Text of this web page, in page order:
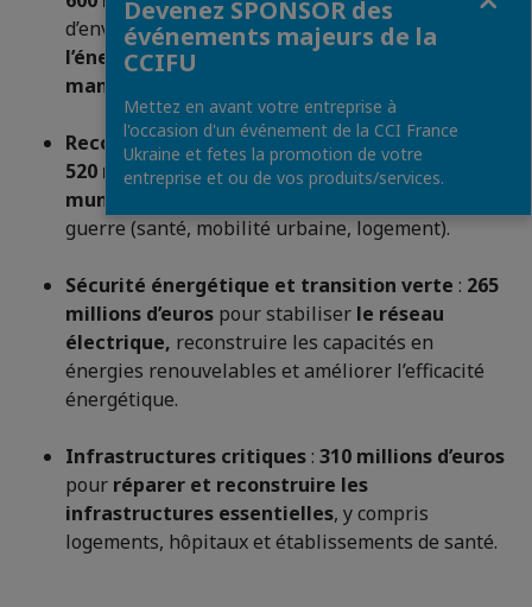
d’envergure dans les secteurs clés tels que
l’énergie, les transports et l’industrie
manufacturière.
Reconstruction des villes et communautés
520 millions d’euros pourles infrastructures
municipales
guerre (santé, mobilité urbaine, logement).
Sécurité énergétique et transition verte : 265
millions d’euros pour stabiliser le réseau
électrique, reconstruire les capacités en
énergies renouvelables et améliorer l’efficacité
énergétique.
Infrastructures critiques: 310 millions d’euros
pour réparer et reconstruire les
infrastructures essentielles, y compris
logements, hôpitaux et établissements de santé.
Devenez SPONSOR des
événements majeurs de la
CCIFU
Mettez en avant votre entreprise à
l'occasion d'un événement de la CCI France
Ukraine et fetes la promotion de votre
entreprise et ou de vos produits/services.